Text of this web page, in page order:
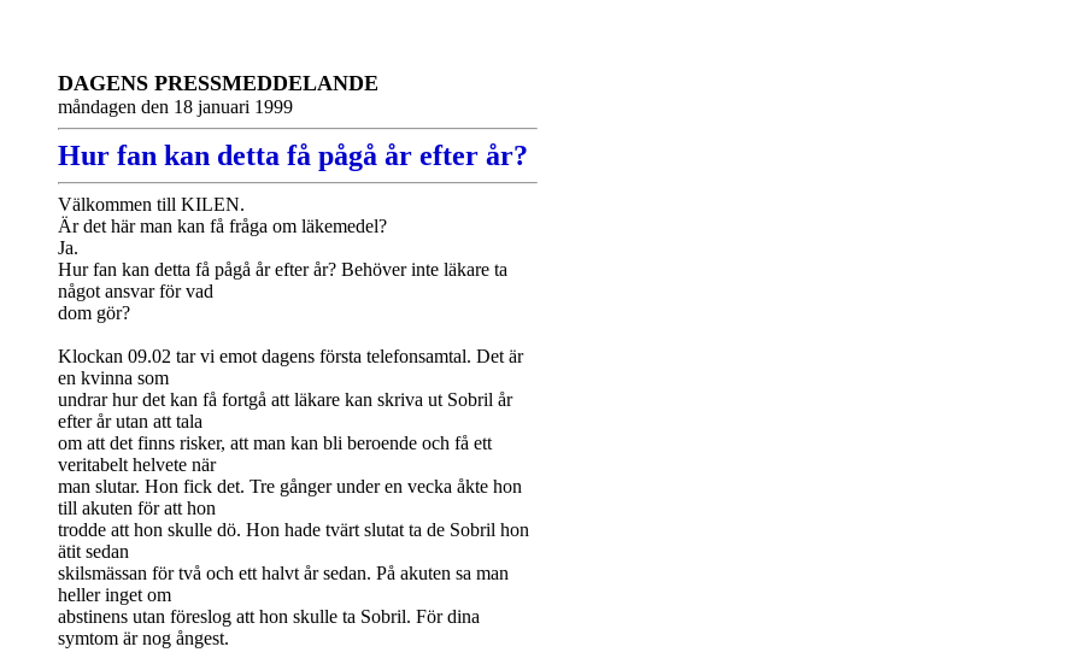
DAGENS PRESSMEDDELANDE
måndagen den 18 januari 1999
Hur fan kan detta få pågå år efter år?
Välkommen till KILEN.
Är det här man kan få fråga om läkemedel?
Ja.
Hur fan kan detta få pågå år efter år? Behöver inte läkare ta
något ansvar för vad
dom gör?
Klockan 09.02 tar vi emot dagens första telefonsamtal. Det är
en kvinna som
undrar hur det kan få fortgå att läkare kan skriva ut Sobril år
efter år utan att tala
om att det finns risker, att man kan bli beroende och få ett
veritabelt helvete när
man slutar. Hon fick det. Tre gånger under en vecka åkte hon
till akuten för att hon
trodde att hon skulle dö. Hon hade tvärt slutat ta de Sobril hon
ätit sedan
skilsmässan för två och ett halvt år sedan. På akuten sa man
heller inget om
abstinens utan föreslog att hon skulle ta Sobril. För dina
symtom är nog ångest.